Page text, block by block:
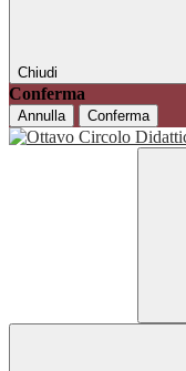
Chiudi
Conferma
Annulla Conferma